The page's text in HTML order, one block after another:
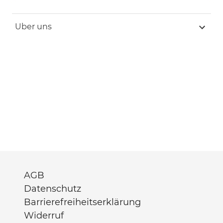
Uber uns
AGB
Datenschutz
Barrierefreiheitserklärung
Widerruf